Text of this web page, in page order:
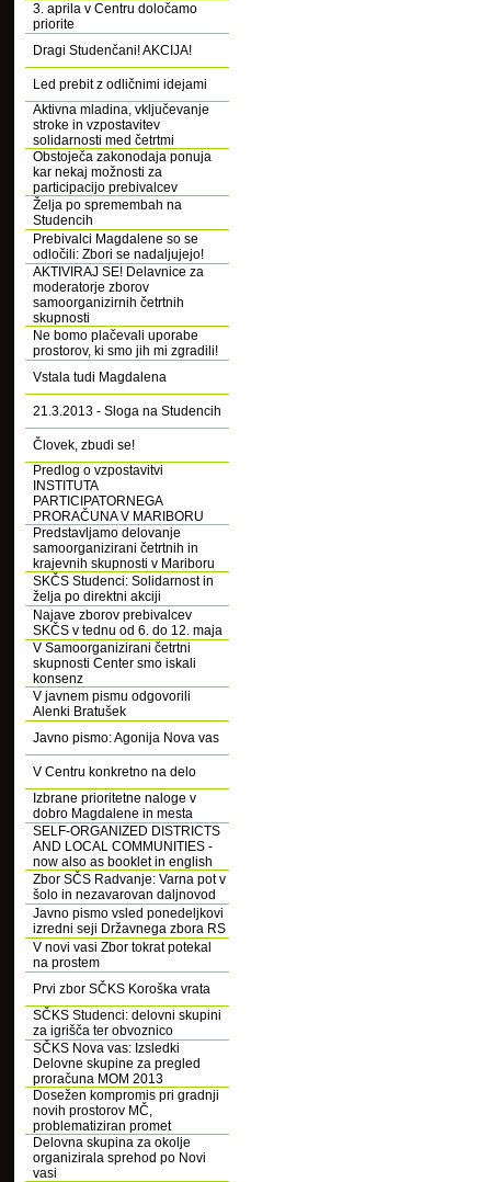
3. aprila v Centru določamo
priorite
Dragi Studenčani! AKCIJA!
Led prebit z odličnimi idejami
Aktivna mladina, vključevanje
stroke in vzpostavitev
solidarnosti med četrtmi
Obstoječa zakonodaja ponuja
kar nekaj možnosti za
participacijo prebivalcev
Želja po spremembah na
Studencih
Prebivalci Magdalene so se
odločili: Zbori se nadaljujejo!
AKTIVIRAJ SE! Delavnice za
moderatorje zborov
samoorganizirnih četrtnih
skupnosti
Ne bomo plačevali uporabe
prostorov, ki smo jih mi zgradili!
Vstala tudi Magdalena
21.3.2013 - Sloga na Studencih
Človek, zbudi se!
Predlog o vzpostavitvi
INSTITUTA
PARTICIPATORNEGA
PRORAČUNA V MARIBORU
Predstavljamo delovanje
samoorganizirani četrtnih in
krajevnih skupnosti v Mariboru
SKČS Studenci: Solidarnost in
želja po direktni akciji
Najave zborov prebivalcev
SKČS v tednu od 6. do 12. maja
V Samoorganizirani četrtni
skupnosti Center smo iskali
konsenz
V javnem pismu odgovorili
Alenki Bratušek
Javno pismo: Agonija Nova vas
V Centru konkretno na delo
Izbrane prioritetne naloge v
dobro Magdalene in mesta
SELF-ORGANIZED DISTRICTS
AND LOCAL COMMUNITIES -
now also as booklet in english
Zbor SČS Radvanje: Varna pot v
šolo in nezavarovan daljnovod
Javno pismo vsled ponedeljkovi
izredni seji Državnega zbora RS
V novi vasi Zbor tokrat potekal
na prostem
Prvi zbor SČKS Koroška vrata
SČKS Studenci: delovni skupini
za igrišča ter obvoznico
SČKS Nova vas: Izsledki
Delovne skupine za pregled
proračuna MOM 2013
Dosežen kompromis pri gradnji
novih prostorov MČ,
problematiziran promet
Delovna skupina za okolje
organizirala sprehod po Novi
vasi